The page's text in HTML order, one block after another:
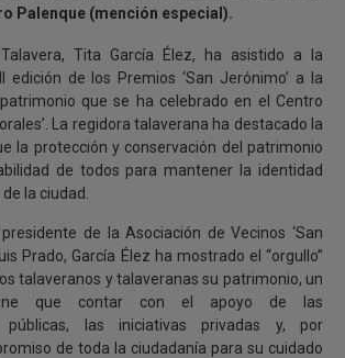
Palenque (mención especial).
Talavera, Tita García Élez, ha asistido a la
edición de los Premios ‘San Jerónimo’ a la
que se ha celebrado en el Centro
La regidora talaverana ha destacado la
la protección y conservación del patrimonio
de todos para mantener la identidad
la ciudad.
de la Asociación de Vecinos ‘San
Prado, García Élez ha mostrado el “orgullo”
talaveranos y talaveranas su patrimonio, un
que contar con el apoyo de las
públicas, las iniciativas privadas y, por
de toda la ciudadanía para su cuidado